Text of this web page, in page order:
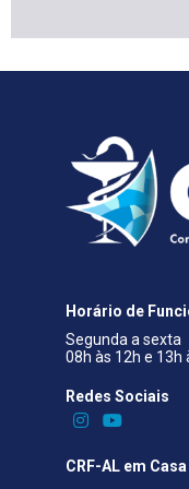
Horário de
Segunda a sexta
08h às 12h e 13h
Redes Sociais​
CRF-AL em Casa